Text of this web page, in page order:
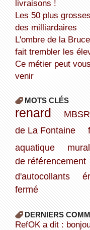
livraisons !
Les 50 plus grosses fortunes de France sont tous
des milliardaires
L'ombre de la Brucellose : Comment une bactérie
fait trembler les
Ce métier peut vous rendre riche dans les années à
venir
MOTS CLÉS
renard MBSR
de La Fontaine
aquatique
de référencement
d'autocollants
fermé
DERNIERS
refOK a dit : bonjour, je ne peux